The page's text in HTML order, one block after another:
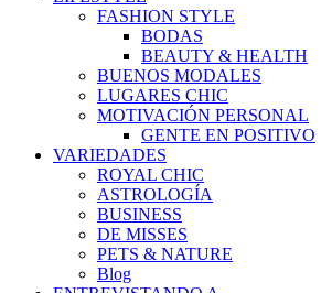
FASHION STYLE
BODAS
BEAUTY & HEALTH
BUENOS MODALES
LUGARES CHIC
MOTIVACIÓN PERSONAL
GENTE EN POSITIVO
VARIEDADES
ROYAL CHIC
ASTROLOGÍA
BUSINESS
DE MISSES
PETS & NATURE
Blog